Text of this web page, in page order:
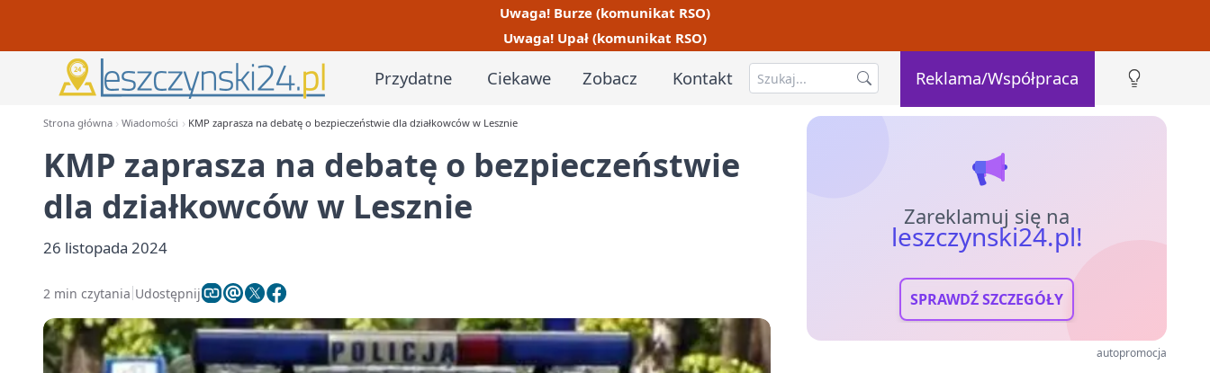
Uwaga! Burze (komunikat RSO)
Uwaga! Upał (komunikat RSO)
Przydatne Ciekawe Zobacz Kontakt Reklama/Współpraca
Strona główna Wiadomości KMP zaprasza na debatę o bezpieczeństwie dla działkowców w Lesznie
KMP zaprasza na debatę o bezpieczeństwie
dla działkowców w Lesznie
26 listopada 2024
2 min czytania Udostępnij
Zareklamuj się na
leszczynski24.pl!
SPRAWDŹ SZCZEGÓŁY
autopromocja